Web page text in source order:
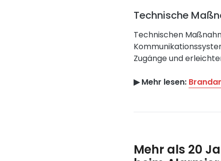
Technische
Technischen
Zugänge und
▶︎ Mehr lesen:
Mehr als 20